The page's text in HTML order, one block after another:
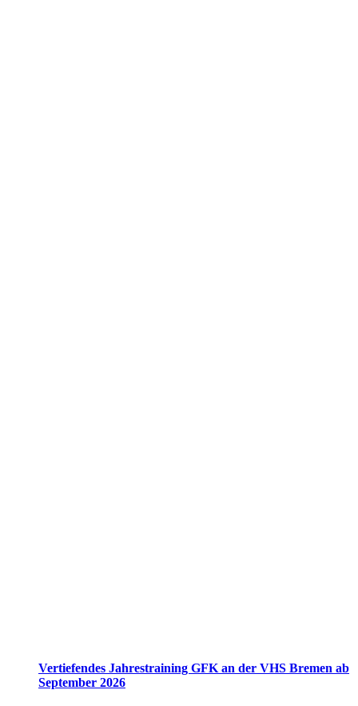
Vertiefendes Jahrestraining GFK an der VHS Bremen ab
September 2026